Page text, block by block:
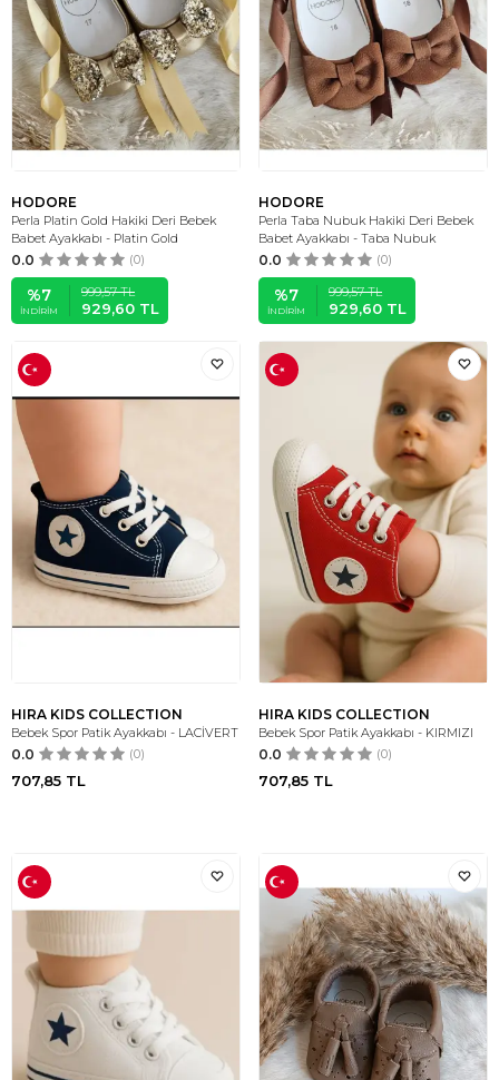
HODORE
Perla Platin Gold Hakiki Deri Bebek
Babet Ayakkabı - Platin Gold
0.0 (0)
%7
İNDIRIM
999,57TL
929,60 TL
HODORE
Perla Taba Nubuk Hakiki Deri Bebek
Babet Ayakkabı - Taba Nubuk
0.0 (0)
%7
İNDIRIM
999,57TL
929,60 TL
HIRA KIDS COLLECTION
Bebek Spor Patik Ayakkabı - LACİVERT
0.0 (0)
707,85 TL
HIRA KIDS COLLECTION
Bebek Spor Patik Ayakkabı - KIRMIZI
0.0 (0)
707,85 TL